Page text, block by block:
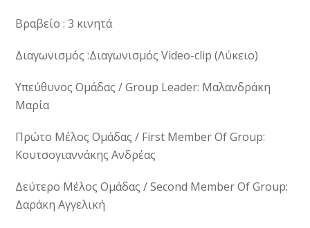
Βραβείο : 3 κινητά
Διαγωνισμός :Διαγωνισμός Video-clip (Λύκειο)
Υπεύθυνος Ομάδας / Group Leader: Μαλανδράκη
Μαρία
Πρώτο Μέλος Ομάδας / First Member Of Group:
Κουτσογιαννάκης Ανδρέας
Δεύτερο Μέλος Ομάδας / Second Member Of Group:
Δαράκη Αγγελική